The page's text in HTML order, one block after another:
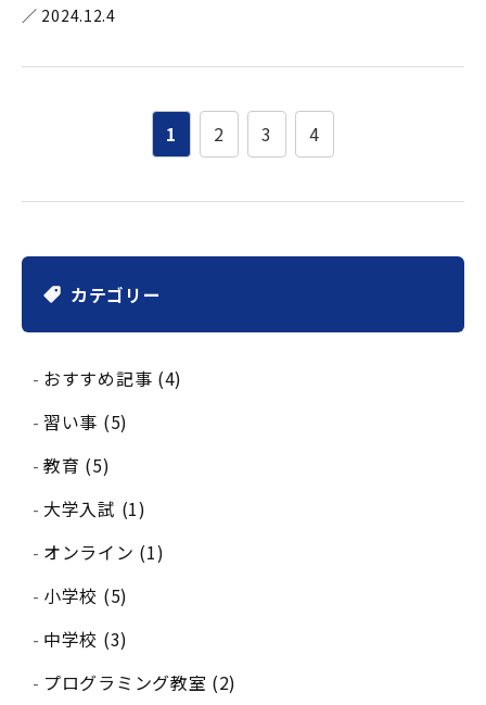
／ 2024.12.4
1 2 3 4
カテゴリー
おすすめ記事 (4)
習い事 (5)
教育 (5)
大学入試 (1)
オンライン (1)
小学校 (5)
中学校 (3)
プログラミング教室 (2)